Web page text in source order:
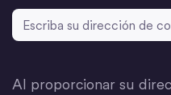
Dirección de correo
Al proporcionar su